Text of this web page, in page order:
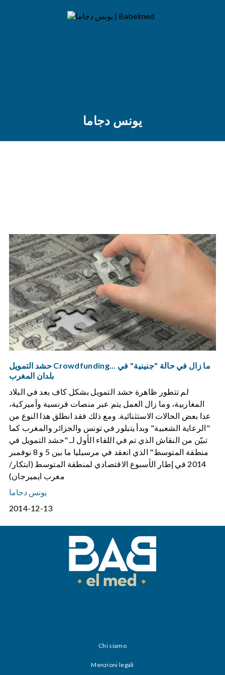
يونس دجاما
حشد التمويل Crowdfunding... ما زال في حالة "جنينية" في
بلدان المغرب
لم تتطور ظاهرة حشد التمويل بشكل كاف بعد في البلاد
المغاربية، وما زال العمل يتم عبر منصات فرنسية وأميركية،
عدا بعض الحالات الاستثنائية. ومع ذلك فقد انطلق هذا النوع من
"الرعاية الشعبية" وبدأ يتبلور في تونس والجزائر والمغرب كما
تبيّن من النقاش الذي تم في اللقاء الأول لـ "حشد التمويل في
منطقة المتوسط" الذي انعقد في مرسيليا ما بين 5 و 8 نوفمبر
2014 في إطار الأسبوع الاقتصادي لمنطقة المتوسط (ابتكار/
مغرب ايميرجان)
يونس دجاما
2014-12-13
Chi siamo
Menzioni legali